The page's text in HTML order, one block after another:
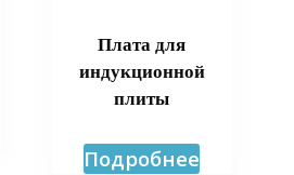
Плата для
индукционной
плиты
Подробнее